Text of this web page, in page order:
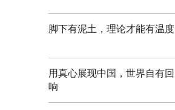
脚下有泥土，理论才能有温度
用真心展现中国，世界自有回
响